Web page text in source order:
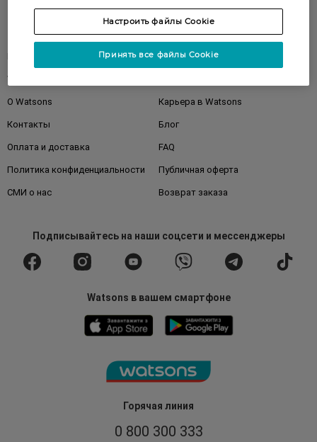
Горячая линия
0 800 300 333
Клиентам
Магазины
Watsons Club
О Watsons Карьера в Watsons
Контакты Блог
Оплата и доставка FAQ
Политика конфиденциальности Публичная оферта
СМИ о нас Возврат заказа
Подписывайтесьна наши соцсети и мессенджеры
Watsons в вашем смартфоне
Настроить файлы Cookie
Принять все файлы Cookie